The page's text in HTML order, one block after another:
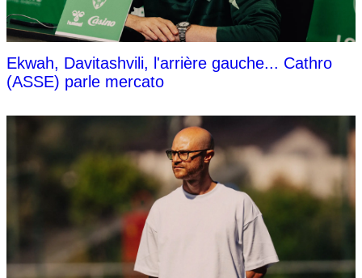
Ekwah, Davitashvili, l'arrière gauche... Cathro
(ASSE) parle mercato